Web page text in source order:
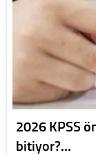
2026 KPSS
bitiyor?…